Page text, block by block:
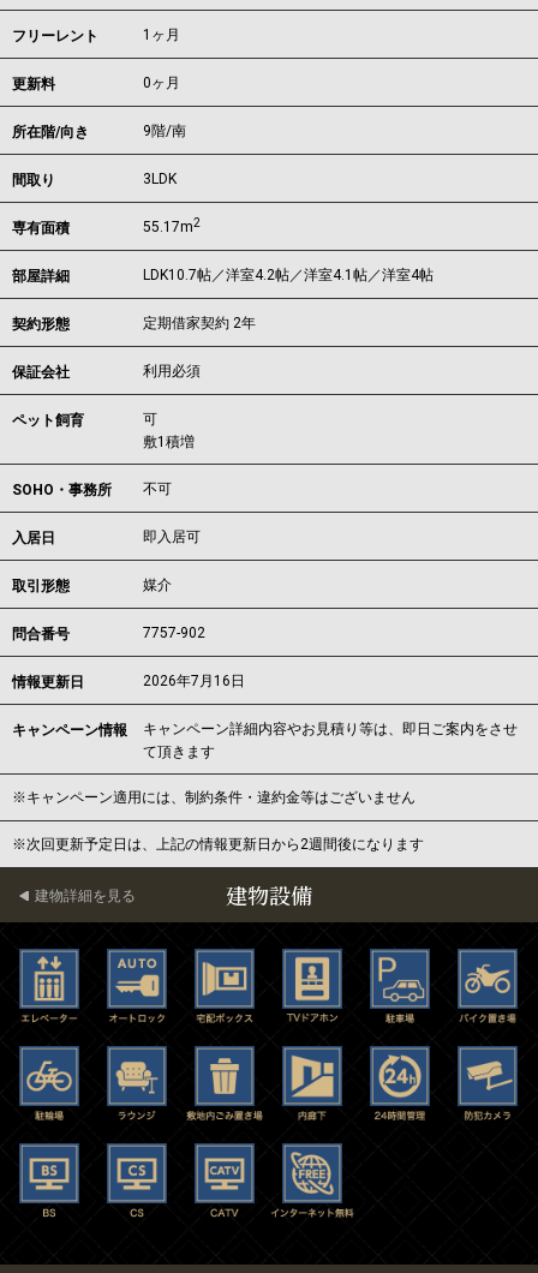
フリーレント 1ヶ月
更新料 0ヶ月
所在階/向き 9階/南
間取り 3LDK
専有面積 55.17m2
部屋詳細 LDK10.7帖／洋室4.2帖／洋室4.1帖／洋室4帖
契約形態 定期借家契約 2年
保証会社 利用必須
ペット飼育
可
敷1積増
SOHO・事務所 不可
入居日 即入居可
取引形態 媒介
問合番号 7757-902
情報更新日 2026年7月16日
キャンペーン情報
キャンペーン詳細内容やお見積り等は、即日ご案内をさせ
て頂きます
※キャンペーン適用には、制約条件・違約金等はございません
※次回更新予定日は、上記の情報更新日から2週間後になります
建物設備
建物詳細を見る